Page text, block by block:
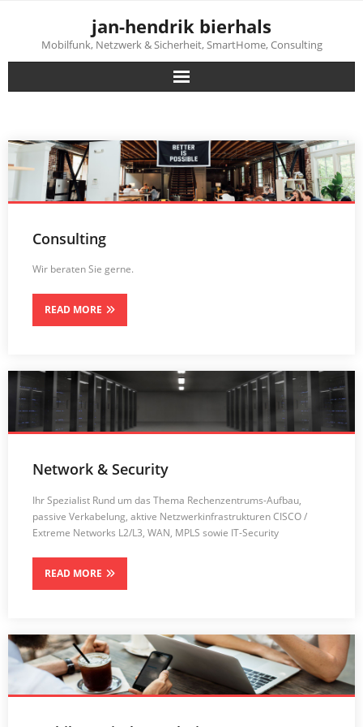
jan-hendrik bierhals
Mobilfunk, Netzwerk & Sicherheit, SmartHome, Consulting
Consulting
Wir beraten Sie gerne.
READ MORE
Network & Security
Ihr Spezialist Rund um das Thema Rechenzentrums-Aufbau,
passive Verkabelung, aktive Netzwerkinfrastrukturen CISCO /
Extreme Networks L2/L3, WAN, MPLS sowie IT-Security
READ MORE